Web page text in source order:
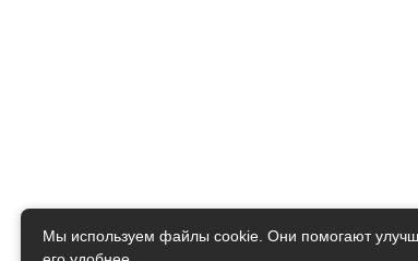
Мы используем файлы cookie. Они помогают